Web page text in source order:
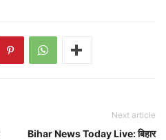
Next article
Bihar News Today Live: बिहार